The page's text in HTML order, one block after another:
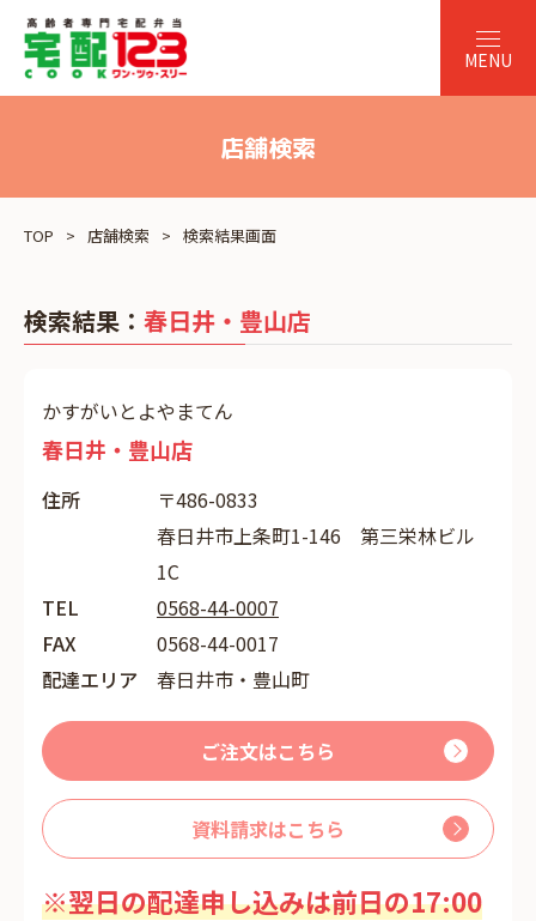
店舗検索
TOP 店舗検索 検索結果画面
検索結果： 春日井・豊山店
かすがいとよやまてん
春日井・豊山店
住所
〒486-0833
春日井市上条町1-146 第三栄林ビル
1C
TEL
0568-44-0007
FAX
0568-44-0017
配達エリア
春日井市・豊山町
ご注文はこちら
資料請求はこちら
※翌日の配達申し込みは前日の17:00